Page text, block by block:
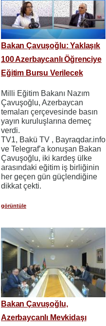
Bakan Çavuşoğlu: Yaklaşık
100 Azerbaycanlı Öğrenciye
Eğitim Bursu Verilecek
Milli Eğitim Bakanı Nazım
Çavuşoğlu, Azerbaycan
temaları çerçevesinde basın
yayın kuruluşlarına demeç
verdi.
TV1, Bakü TV , Bayraqdar.info
ve Telegraf’a konuşan Bakan
Çavuşoğlu, iki kardeş ülke
arasındaki eğitim iş birliğinin
her geçen gün güçlendiğine
dikkat çekti.
görüntüle
Bakan Çavuşoğlu,
Azerbaycanlı Mevkidaşı